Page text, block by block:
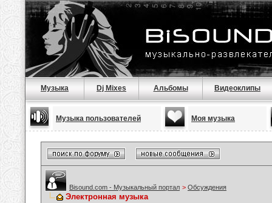
Музыка Dj Mixes Альбомы Видеоклипы
Музыка пользователей Моя музыка
Bisound.com - Музыкальный портал > Обсуждения
Электронная музыка